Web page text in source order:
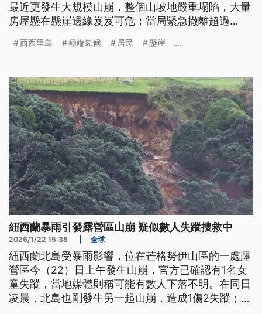
最近更發生大規模山崩，整個山坡地嚴重塌陷，大量
房屋懸在懸崖邊緣岌岌可危；當局緊急撤離超過
元。
西西里島 極端氣候 居民 懸崖 ...
紐西蘭暴雨引發露營區山崩 疑似數人失蹤搜救中
2026/1/22 15:38 全球
紐西蘭北島受暴雨影響，位在芒格努伊山區的一處露
營區今（22）日上午發生山崩，官方已確認有1名女
童失蹤，當地媒體則稱可能有數人下落不明。在同日
凌晨，北島也剛發生另一起山崩，造成1傷2失蹤；最